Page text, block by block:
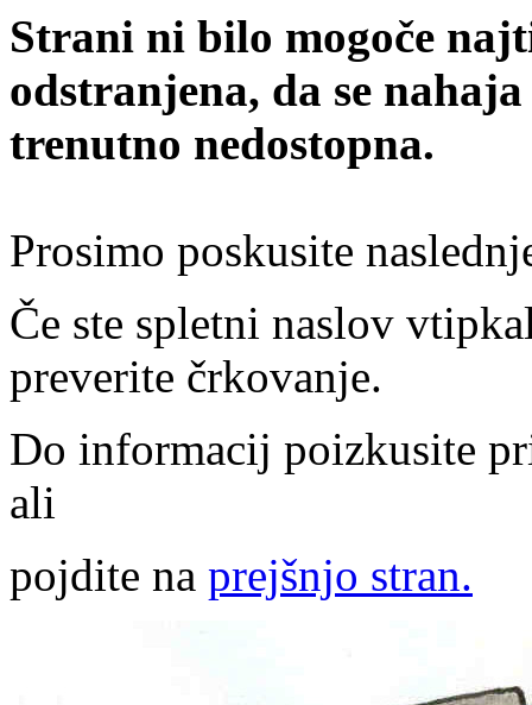
Strani ni bilo mogoče
odstranjena, da se
trenutno nedostopna.
Prosimo poskusite
Če ste spletni naslov
preverite črkovanje.
Do informacij poizkusite
ali
pojdite na prejšnjo stran.